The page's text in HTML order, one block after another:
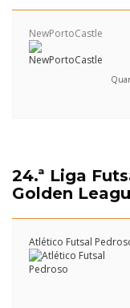
NewPortoCastle
24.ª Liga
Golden
Atlético Futsal